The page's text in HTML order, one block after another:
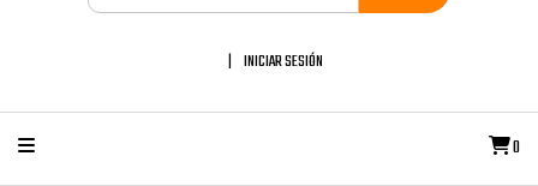
INICIAR SESIÓN
0